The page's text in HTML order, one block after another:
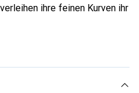
ihre feinen Kurven ihr
Ihr Smartphone.
Wahl für eine